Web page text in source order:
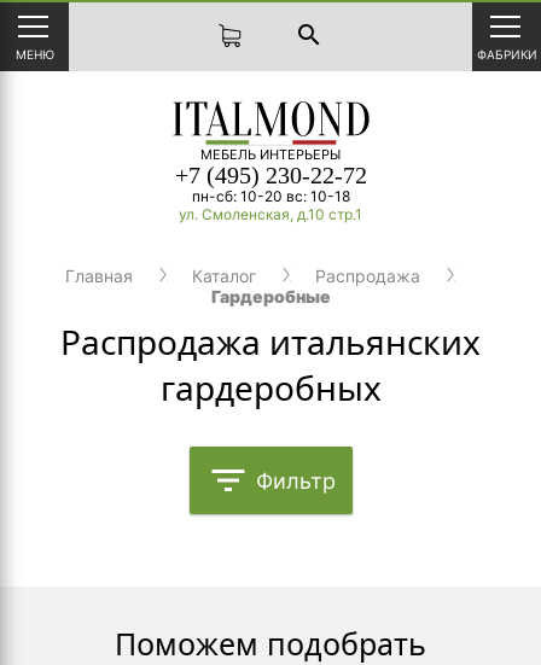
МЕНЮ
search
ФАБРИКИ
МЕБЕЛЬ ИНТЕРЬЕРЫ
+7 (495) 230-22-72
пн-сб: 10-20 вс: 10-18
ул. Смоленская, д.10 стр.1
Главная Каталог
Распродажа
Гардеробные
Распродажа итальянских
гардеробных
filter_list Фильтр
Поможем подобрать